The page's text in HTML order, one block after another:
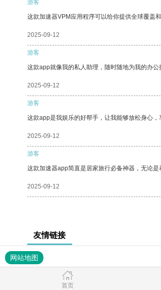
游客
这款加速器VPM应用程序可以给你提供全球覆盖
2025-09-12
游客
这款app就像我的私人助理，随时随地为我的办公
2025-09-12
游客
这款app是我娱乐的好帮手，让我能够放松身心，
2025-09-12
游客
这款加速器app简直是居家旅行必备神器，无论
2025-09-12
友情链接
网站地图
首页